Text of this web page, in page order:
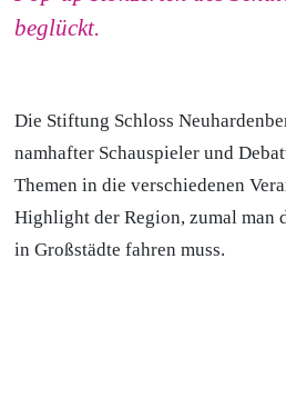
beglückt.
Die Stiftung Schloss
namhafter Schauspieler und
Themen in die verschiedenen
Highlight der Region, zumal man
in Großstädte fahren muss.